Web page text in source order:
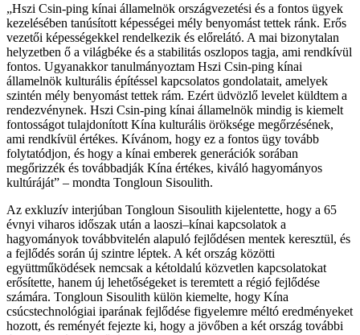
„Hszi Csin-ping kínai államelnök országvezetési és a fontos ügyek
kezelésében tanúsított képességei mély benyomást tettek ránk. Erős
vezetői képességekkel rendelkezik és előrelátó. A mai bizonytalan
helyzetben ő a világbéke és a stabilitás oszlopos tagja, ami rendkívül
fontos. Ugyanakkor tanulmányoztam Hszi Csin-ping kínai
államelnök kulturális építéssel kapcsolatos gondolatait, amelyek
szintén mély benyomást tettek rám. Ezért üdvözlő levelet küldtem a
rendezvénynek. Hszi Csin-ping kínai államelnök mindig is kiemelt
fontosságot tulajdonított Kína kulturális öröksége megőrzésének,
ami rendkívül értékes. Kívánom, hogy ez a fontos ügy tovább
folytatódjon, és hogy a kínai emberek generációk sorában
megőrizzék és továbbadják Kína értékes, kiváló hagyományos
kultúráját” – mondta Tongloun Sisoulith.
Az exkluzív interjúban Tongloun Sisoulith kijelentette, hogy a 65
évnyi viharos időszak után a laoszi–kínai kapcsolatok a
hagyományok továbbvitelén alapuló fejlődésen mentek keresztül, és
a fejlődés során új szintre léptek. A két ország közötti
együttműködések nemcsak a kétoldalú közvetlen kapcsolatokat
erősítette, hanem új lehetőségeket is teremtett a régió fejlődése
számára. Tongloun Sisoulith külön kiemelte, hogy Kína
csúcstechnológiai iparának fejlődése figyelemre méltó eredményeket
hozott, és reményét fejezte ki, hogy a jövőben a két ország további